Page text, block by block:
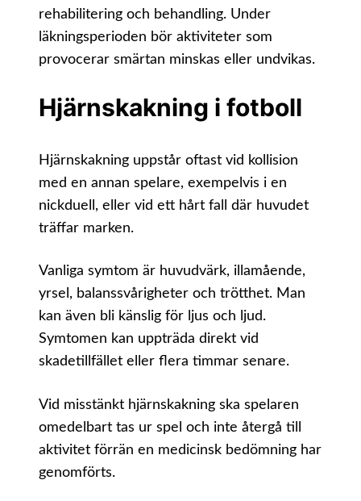
rehabilitering och behandling. Under
läkningsperioden bör aktiviteter som
provocerar smärtan minskas eller undvikas.
Hjärnskakning i fotboll
Hjärnskakning uppstår oftast vid kollision
med en annan spelare, exempelvis i en
nickduell, eller vid ett hårt fall där huvudet
träffar marken.
Vanliga symtom är huvudvärk, illamående,
yrsel, balanssvårigheter och trötthet. Man
kan även bli känslig för ljus och ljud.
Symtomen kan uppträda direkt vid
skadetillfället eller flera timmar senare.
Vid misstänkt hjärnskakning ska spelaren
omedelbart tas ur spel och inte återgå till
aktivitet förrän en medicinsk bedömning har
genomförts.